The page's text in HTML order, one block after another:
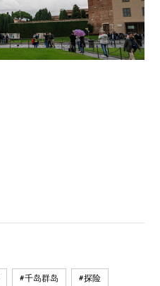
#千岛群岛 #探险